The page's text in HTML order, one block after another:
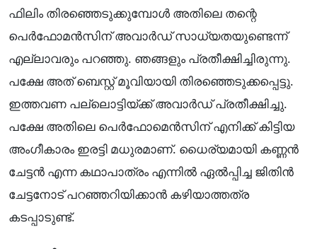
ഫിലിം തിരഞ്ഞെടുക്കുമ്പോൾ അതിലെ തന്റെ
പെർഫോമൻസിന് അവാർഡ് സാധ്യതയുണ്ടെന്ന്
എല്ലാവരും പറഞ്ഞു. ഞങ്ങളും പ്രതീക്ഷിച്ചിരുന്നു.
പക്ഷേ അത് ബെസ്റ്റ് മൂവിയായി തിരഞ്ഞെടുക്കപ്പെട്ടു.
ഇത്തവണ പല്ലൊട്ടിയ്ക്ക് അവാർഡ് പ്രതീക്ഷിച്ചു.
പക്ഷേ അതിലെ പെർഫോമെൻസിന് എനിക്ക് കിട്ടിയ
അംഗീകാരം ഇരട്ടി മധുരമാണ്. ധൈര്യമായി കണ്ണൻ
ചേട്ടൻ എന്ന കഥാപാത്രം എന്നിൽ ഏൽപ്പിച്ച ജിതിൻ
ചേട്ടനോട് പറഞ്ഞറിയിക്കാൻ കഴിയാത്തത്ര
കടപ്പാടുണ്ട്.